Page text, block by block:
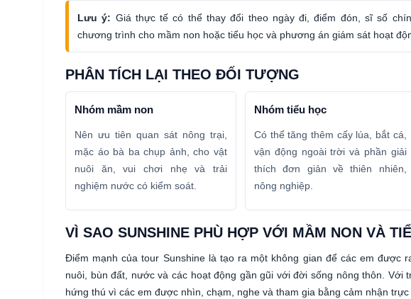
Lưu ý: Giá thực tế có thể thay đổi theo ngày đi, điểm đón, sĩ số
chương trình cho mầm non hoặc tiểu học và phương án giám sát hoạt
PHÂN TÍCH LẠI THEO ĐỐI TƯỢNG
Nhóm mầm non
Nên ưu tiên quan sát nông trại,
mặc áo bà ba chụp ảnh, cho vật
nuôi ăn, vui chơi nhẹ và trải
nghiệm nước có kiểm soát.
Nhóm tiểu học
Có thể tăng thêm cấy lúa, bắt cá,
vận động ngoài trời và phần giải
thích đơn giản về thiên nhiên,
nông nghiệp.
VÌ SAO SUNSHINE PHÙ HỢP VỚI MẦM NON VÀ
Điểm mạnh của tour Sunshine là tạo ra một không gian để các em được
nuôi, bùn đất, nước và các hoạt động gần gũi với đời sống nông thôn. Với
hứng thú vì các em được nhìn, chạm, nghe và tham gia bằng cảm nhận